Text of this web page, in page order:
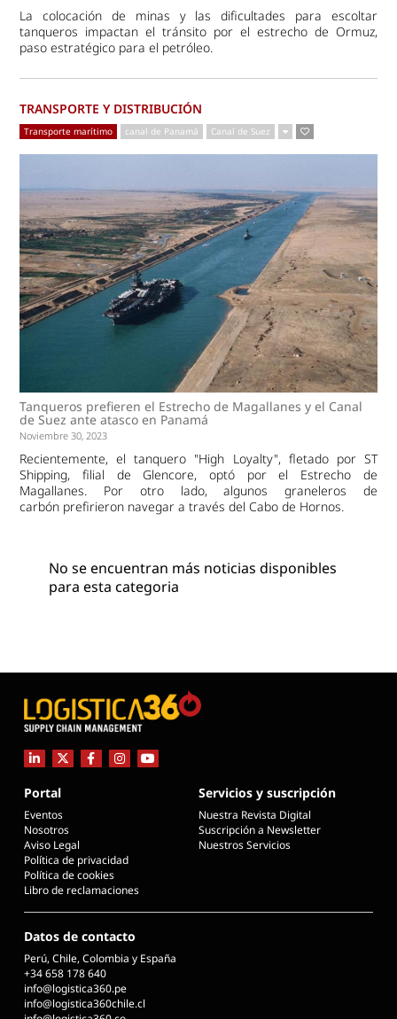
La colocación de minas y las dificultades para escoltar
tanqueros impactan el tránsito por el estrecho de Ormuz,
paso estratégico para el petróleo.
TRANSPORTE Y DISTRIBUCIÓN
Transporte marítimo canal de Panamá Canal de Suez
Tanqueros prefieren el Estrecho de Magallanes y el Canal
de Suez ante atasco en Panamá
Noviembre 30, 2023
Recientemente, el tanquero "High Loyalty", fletado por ST
Shipping, filial de Glencore, optó por el Estrecho de
Magallanes. Por otro lado, algunos graneleros de
carbón prefirieron navegar a través del Cabo de Hornos.
No se encuentran más noticias disponibles
para esta categoria
Portal
Eventos
Nosotros
Aviso Legal
Política de privacidad
Política de cookies
Libro de reclamaciones
Servicios y suscripción
Nuestra Revista Digital
Suscripción a Newsletter
Nuestros Servicios
Datos de contacto
Perú, Chile, Colombia y España
+34 658 178 640
info@logistica360.pe
info@logistica360chile.cl